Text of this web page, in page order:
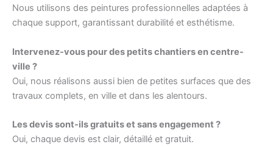
Nous utilisons des peintures professionnelles adaptées à
chaque support, garantissant durabilité et esthétisme.
Intervenez-vous pour des petits chantiers en centre-
ville ?
Oui, nous réalisons aussi bien de petites surfaces que des
travaux complets, en ville et dans les alentours.
Les devis sont-ils gratuits et sans engagement ?
Oui, chaque devis est clair, détaillé et gratuit.